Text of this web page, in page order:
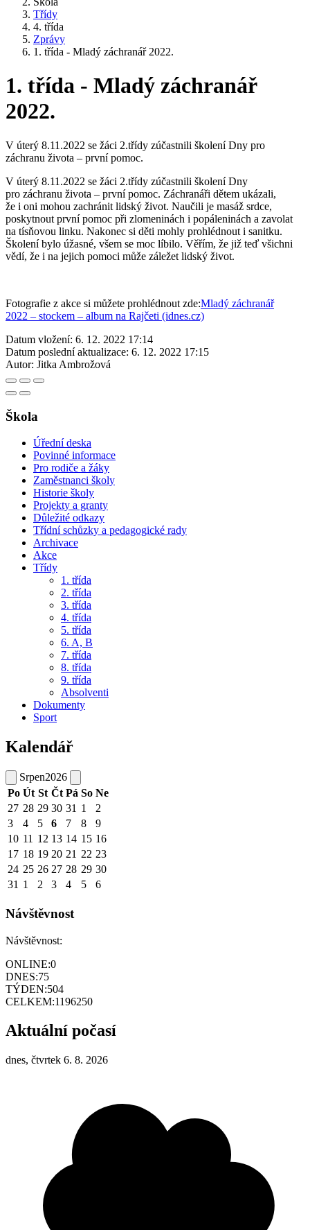
Třídy
4. třída
Zprávy
1. třída - Mladý záchranář 2022.
1. třída - Mladý záchranář
2022.
V úterý 8.11.2022 se žáci 2.třídy zúčastnili školení Dny pro
záchranu života – první pomoc.
V úterý 8.11.2022 se žáci 2.třídy zúčastnili školení Dny
pro záchranu života – první pomoc. Záchranáři dětem ukázali,
že i oni mohou zachránit lidský život. Naučili je masáž srdce,
poskytnout první pomoc při zlomeninách i popáleninách a zavolat
na tísňovou linku. Nakonec si děti mohly prohlédnout i sanitku.
Školení bylo úžasné, všem se moc líbilo. Věřím, že již teď všichni
vědí, že i na jejich pomoci může záležet lidský život.
Fotografie z akce si můžete prohlédnout zde:Mladý záchranář
2022 – stockem – album na Rajčeti (idnes.cz)
Datum vložení: 6. 12. 2022 17:14
Datum poslední aktualizace: 6. 12. 2022 17:15
Autor: Jitka Ambrožová
Škola
Úřední deska
Povinné informace
Pro rodiče a žáky
Zaměstnanci školy
Historie školy
Projekty a granty
Důležité odkazy
Třídní schůzky a pedagogické rady
Archivace
Akce
Třídy
1. třída
2. třída
3. třída
4. třída
5. třída
6. A, B
7. třída
8. třída
9. třída
Absolventi
Dokumenty
Sport
Kalendář
Srpen2026
Po Út St Čt Pá So Ne
27 28 29 30 31 1
2
3
4 5 6 7 8
9
10 11 12 13 14 15 16
17 18 19 20 21 22 23
24 25 26 27 28 29 30
31 1 2 3 4 5 6
Návštěvnost
Návštěvnost:
ONLINE:0
DNES:75
TÝDEN:504
CELKEM:1196250
Aktuální počasí
dnes, čtvrtek 6. 8. 2026